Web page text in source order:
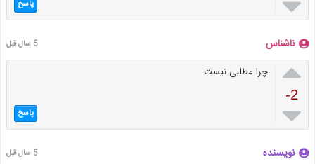
پاسخ
ناشناس 5 سال قبل

-2

چرا مطلبی نیست
پاسخ
نویسنده 5 سال قبل